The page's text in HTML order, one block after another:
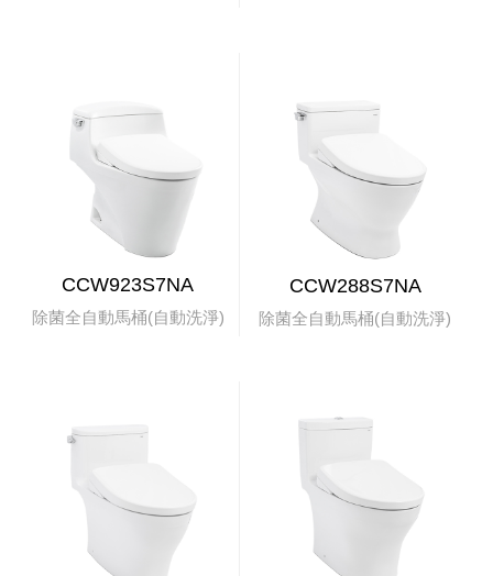
CCW923S7NA
除菌全自動馬桶(自動洗淨)
CCW288S7NA
除菌全自動馬桶(自動洗淨)